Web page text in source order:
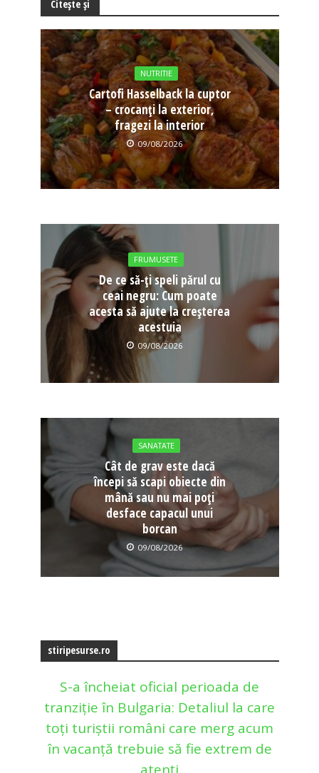
Citește și
NUTRITIE
Cartofi Hasselback la cuptor
– crocanți la exterior,
fragezi la interior
09/08/2026
FRUMUSETE
De ce să-ți speli părul cu
ceai negru: Cum poate
acesta să ajute la creșterea
acestuia
09/08/2026
SANATATE
Cât de grav este dacă
începi să scapi obiecte din
mână sau nu mai poți
desface capacul unui
borcan
09/08/2026
stiripesurse.ro
S-a încheiat oficial perioada de
tranziție în Bulgaria: Detaliul la care
toți turiștii români care merg acum
în vacanță trebuie să fie extrem de